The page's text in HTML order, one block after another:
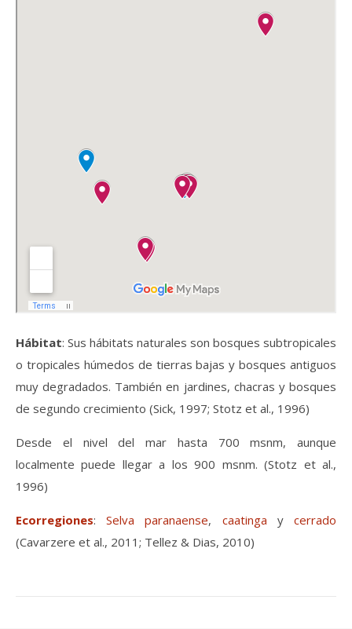
Hábitat: Sus hábitats naturales son bosques subtropicales
o tropicales húmedos de tierras bajas y bosques antiguos
muy degradados. También en jardines, chacras y bosques
de segundo crecimiento (Sick, 1997; Stotz et al., 1996)
Desde el nivel del mar hasta 700 msnm, aunque
localmente puede llegar a los 900 msnm. (Stotz et al.,
1996)
Ecorregiones:Selva paranaense, caatinga ycerrado
(Cavarzere et al., 2011; Tellez & Dias, 2010)